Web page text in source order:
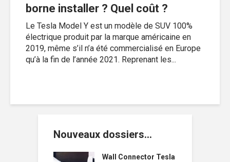
borne installer ? Quel coût ?
Le Tesla Model Y est un modèle de SUV 100%
électrique produit par la marque américaine en
2019, même s’il n’a été commercialisé en Europe
qu’à la fin de l’année 2021. Reprenant les...
Nouveaux dossiers…
Wall Connector Tesla